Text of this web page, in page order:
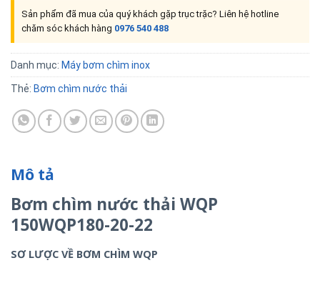
Sản phẩm đã mua của quý khách gặp trục trặc? Liên hệ hotline
chăm sóc khách hàng 0976 540 488
Danh mục: Máy bơm chìm inox
Thẻ: Bơm chìm nước thải
Mô tả
Bơm chìm nước thải WQP
150WQP180-20-22
SƠ LƯỢC VỀ BƠM CHÌM WQP